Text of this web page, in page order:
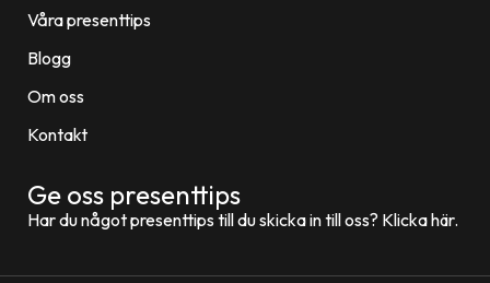
Våra presenttips
Blogg
Om oss
Kontakt
Ge oss presenttips
Har du något presenttips till du skicka in till oss? Klicka här.